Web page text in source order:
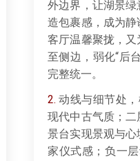
外边界，让湖景
造包裹感，成为
客厅温馨聚拢，
至侧边，弱化“后
完整统一。
2. 动线与细节处
现代中古气质；
景台实现景观与
家仪式感；负一